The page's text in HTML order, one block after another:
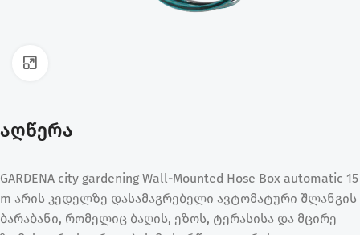
აღწერა
GARDENA city gardening Wall-Mounted Hose Box automatic 15
m არის კედელზე დასამაგრებელი ავტომატური შლანგის
ბარაბანი, რომელიც ბაღის, ეზოს, ტერასისა და მცირე